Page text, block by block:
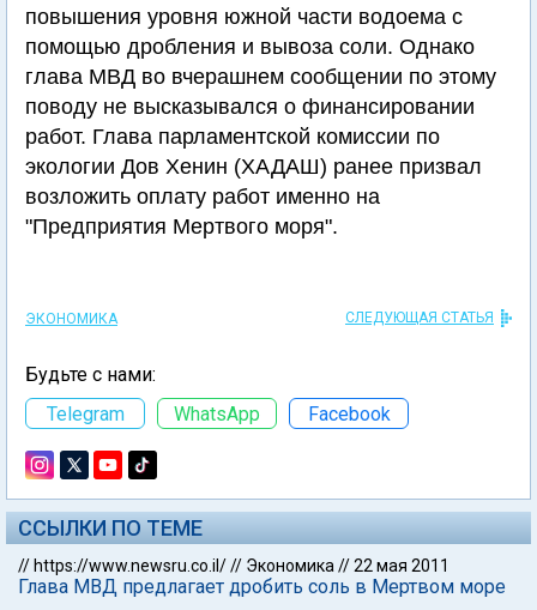
повышения уровня южной части водоема с
помощью дробления и вывоза соли. Однако
глава МВД во вчерашнем сообщении по этому
поводу не высказывался о финансировании
работ. Глава парламентской комиссии по
экологии Дов Хенин (ХАДАШ) ранее призвал
возложить оплату работ именно на
"Предприятия Мертвого моря".
ЭКОНОМИКА СЛЕДУЮЩАЯ СТАТЬЯ
Будьте с нами:
Telegram
WhatsApp Facebook
ССЫЛКИ ПО ТЕМЕ
// https://www.newsru.co.il/// Экономика //22 мая 2011
Глава МВД предлагает дробить соль в Мертвом море